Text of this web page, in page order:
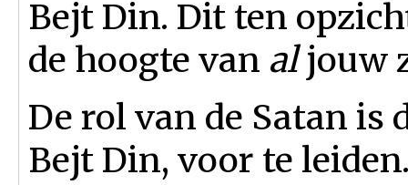
Bejt Din. Dit ten
de hoogte van aljouw
De rol van de Satan is
Bejt Din, voor te